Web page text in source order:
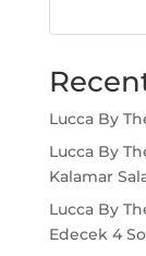
Lucca By
Lucca By
Kalamar
Lucca By
Edecek 4